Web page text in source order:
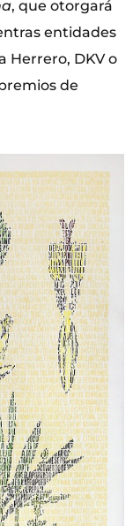
, que otorgará
entidades
Herrero, DKV o
de